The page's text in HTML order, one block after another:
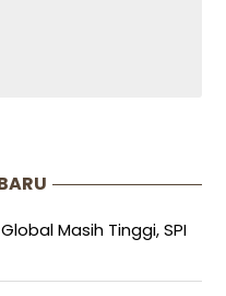
Masih Tinggi, SPI